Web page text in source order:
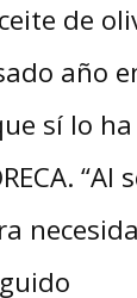
de
año
sí lo
“Al